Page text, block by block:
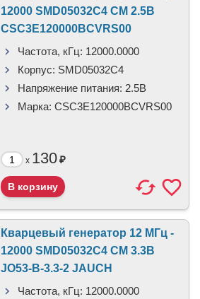
12000 SMD05032C4 CM 2.5В
CSC3E120000BCVRS00
Частота, кГц: 12000.0000
Корпус: SMD05032C4
Напряжение питания: 2.5В
Марка: CSC3E120000BCVRS00
x 130₽
Кварцевый генератор 12 МГц -
12000 SMD05032C4 CM 3.3В
JO53-B-3.3-2 JAUCH
Частота, кГц: 12000.0000